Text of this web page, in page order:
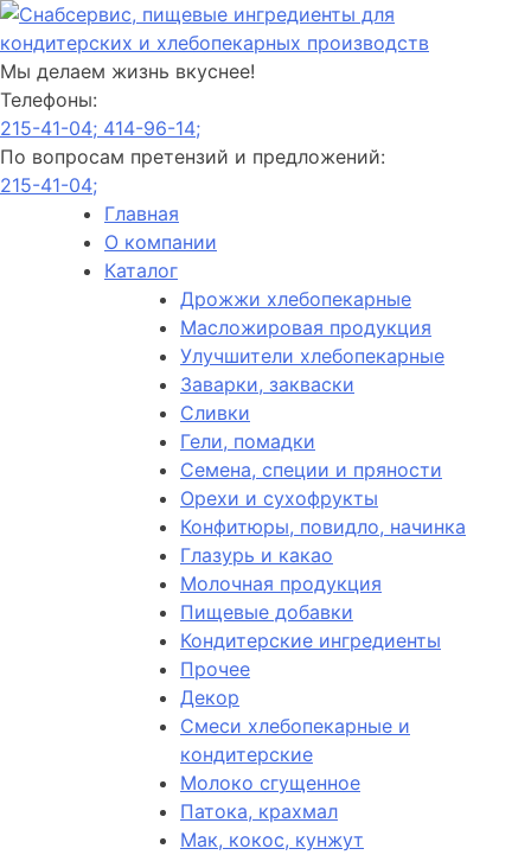
Мы делаем жизнь вкуснее!
Телефоны:
215-41-04; 414-96-14;
По вопросам претензий и предложений:
215-41-04;
Главная
О компании
Каталог
Дрожжи хлебопекарные
Масложировая продукция
Улучшители хлебопекарные
Заварки, закваски
Сливки
Гели, помадки
Семена, специи и пряности
Орехи и сухофрукты
Конфитюры, повидло, начинка
Глазурь и какао
Молочная продукция
Пищевые добавки
Кондитерские ингредиенты
Прочее
Декор
Смеси хлебопекарные и
кондитерские
Молоко сгущенное
Патока, крахмал
Мак, кокос, кунжут